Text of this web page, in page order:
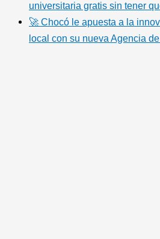
universitaria gratis sin tener
🚀 Chocó le apuesta a la
local con su nueva Agencia